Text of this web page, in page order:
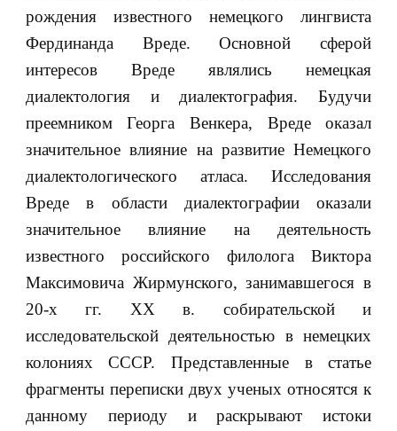
рождения известного немецкого лингвиста
Фердинанда Вреде. Основной сферой
интересов Вреде являлись немецкая
диалектология и диалектография. Будучи
преемником Георга Венкера, Вреде оказал
значительное влияние на развитие Немецкого
диалектологического атласа. Исследования
Вреде в области диалектографии оказали
значительное влияние на деятельность
известного российского филолога Виктора
Максимовича Жирмунского, занимавшегося в
20-х гг. ХХ в. собирательской и
исследовательской деятельностью в немецких
колониях СССР. Представленные в статье
фрагменты переписки двух ученых относятся к
данному периоду и раскрывают истоки